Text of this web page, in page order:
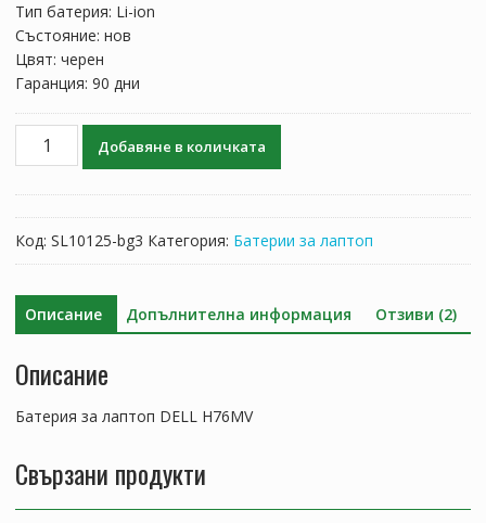
Тип батерия: Li-ion
Състояние: нов
Цвят: черен
Гаранция: 90 дни
количество
лаптоп
DELL
Добавяне в количката
Код: SL10125-bg3 Категория: Батерии за лаптоп
Описание Допълнителна информация Отзиви (2)
Описание
Батерия за лаптоп DELL H76MV
Свързани продукти